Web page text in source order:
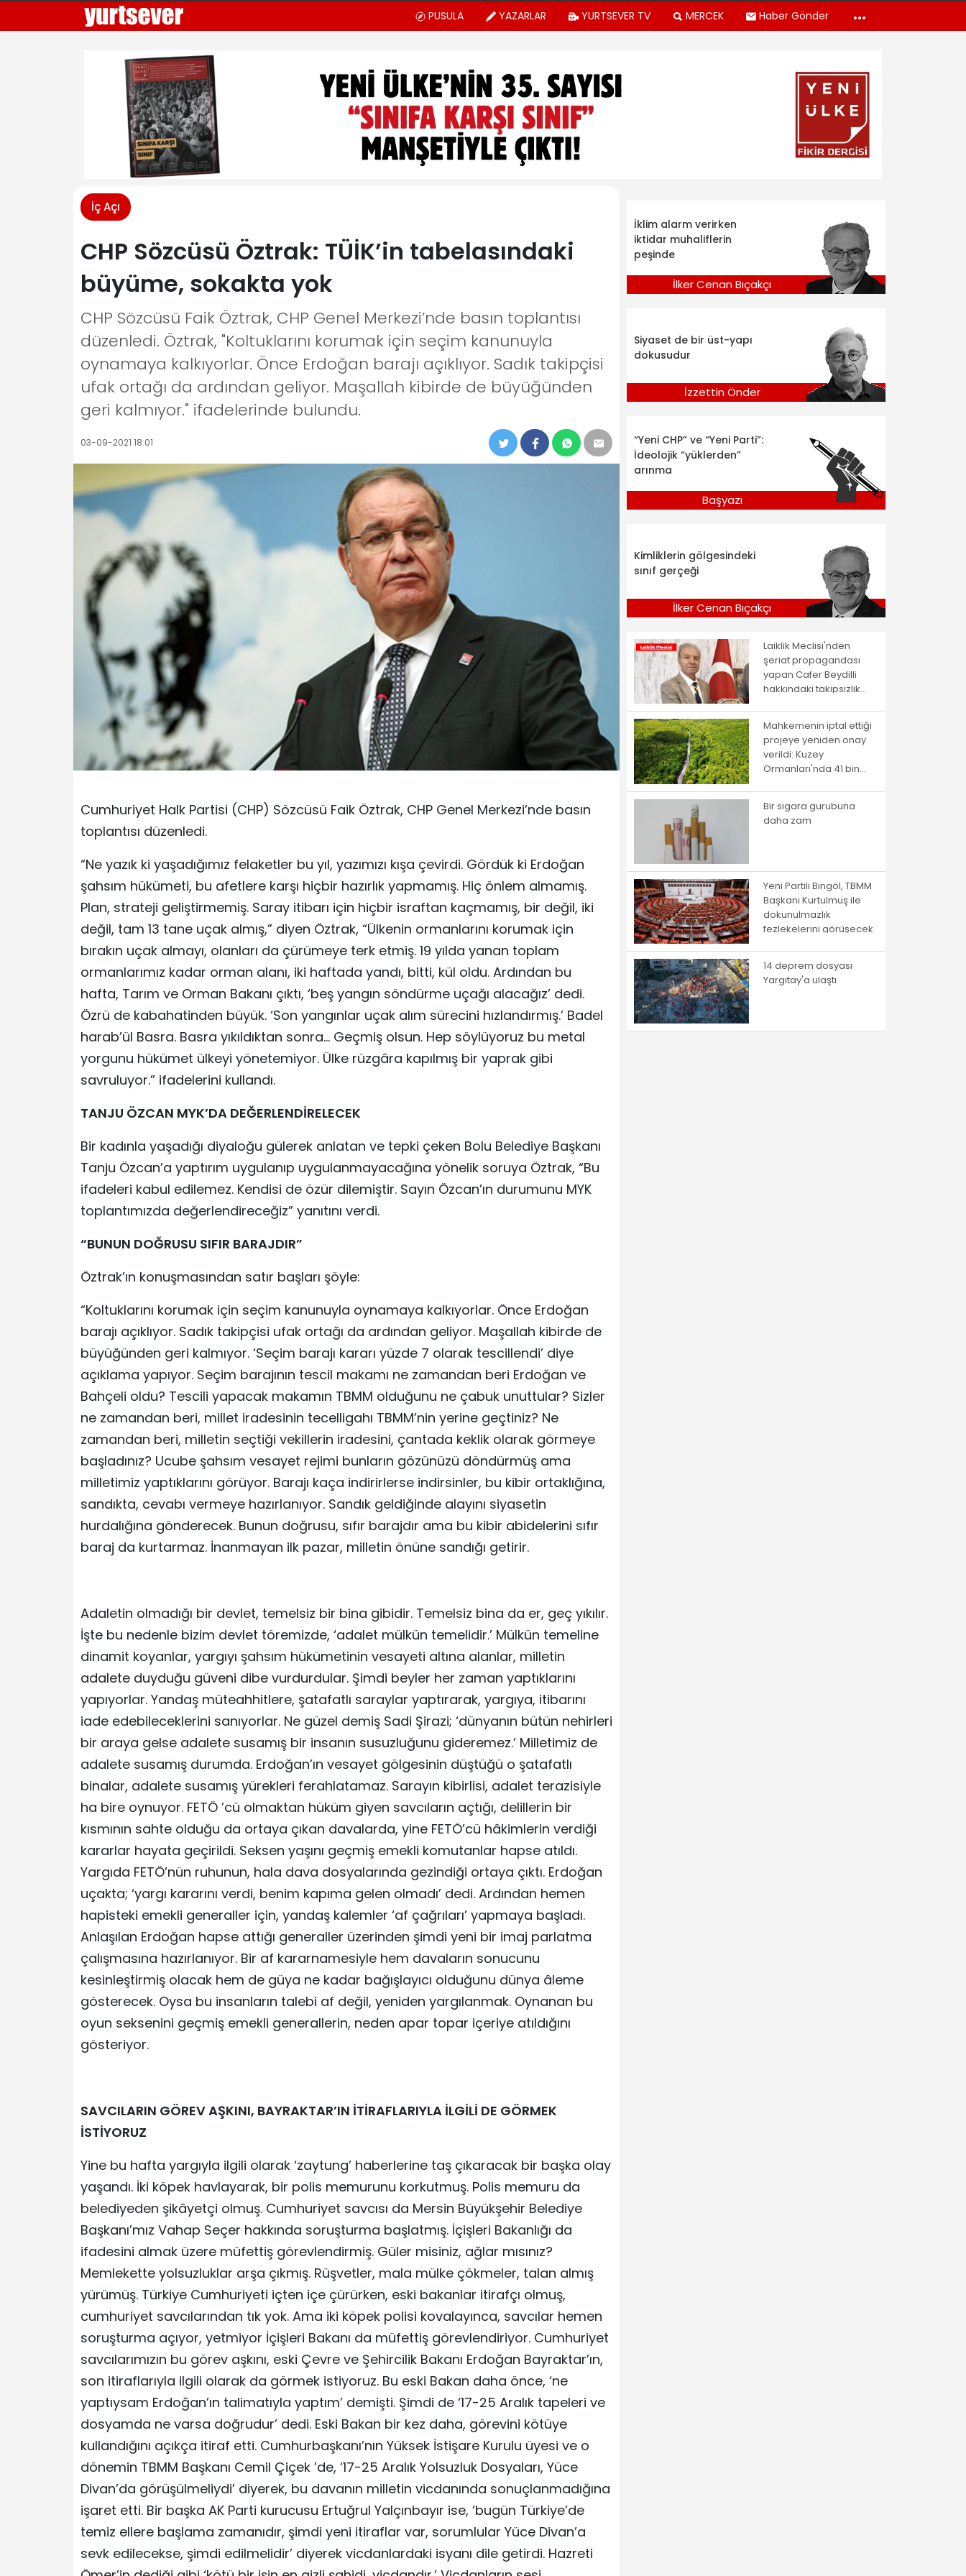
PUSULA YAZARLAR YURTSEVER TV MERCEK Haber Gönder
İç Açı
CHP Sözcüsü Öztrak: TÜİK’in tabelasındaki
büyüme, sokakta yok
CHP Sözcüsü Faik Öztrak, CHP Genel Merkezi’nde basın toplantısı
düzenledi. Öztrak, "Koltuklarını korumak için seçim kanunuyla
oynamaya kalkıyorlar. Önce Erdoğan barajı açıklıyor. Sadık takipçisi
ufak ortağı da ardından geliyor. Maşallah kibirde de büyüğünden
geri kalmıyor." ifadelerinde bulundu.
03-09-2021 18:01
Cumhuriyet Halk Partisi (CHP) Sözcüsü Faik Öztrak, CHP Genel Merkezi’nde basın
toplantısı düzenledi.
“Ne yazık ki yaşadığımız felaketler bu yıl, yazımızı kışa çevirdi. Gördük ki Erdoğan
şahsım hükümeti, bu afetlere karşı hiçbir hazırlık yapmamış. Hiç önlem almamış.
Plan, strateji geliştirmemiş. Saray itibarı için hiçbir israftan kaçmamış, bir değil, iki
değil, tam 13 tane uçak almış,” diyen Öztrak, “Ülkenin ormanlarını korumak için
bırakın uçak almayı, olanları da çürümeye terk etmiş. 19 yılda yanan toplam
ormanlarımız kadar orman alanı, iki haftada yandı, bitti, kül oldu. Ardından bu
hafta, Tarım ve Orman Bakanı çıktı, ‘beş yangın söndürme uçağı alacağız’ dedi.
Özrü de kabahatinden büyük. ‘Son yangınlar uçak alım sürecini hızlandırmış.’ Badel
harab’ül Basra. Basra yıkıldıktan sonra… Geçmiş olsun. Hep söylüyoruz bu metal
yorgunu hükümet ülkeyi yönetemiyor. Ülke rüzgâra kapılmış bir yaprak gibi
savruluyor.” ifadelerini kullandı.
TANJU ÖZCAN MYK’DA DEĞERLENDİRELECEK
Bir kadınla yaşadığı diyaloğu gülerek anlatan ve tepki çeken Bolu Belediye Başkanı
Tanju Özcan’a yaptırım uygulanıp uygulanmayacağına yönelik soruya Öztrak, “Bu
ifadeleri kabul edilemez. Kendisi de özür dilemiştir. Sayın Özcan’ın durumunu MYK
toplantımızda değerlendireceğiz” yanıtını verdi.
“BUNUN DOĞRUSU SIFIR BARAJDIR”
Öztrak’ın konuşmasından satır başları şöyle:
“Koltuklarını korumak için seçim kanunuyla oynamaya kalkıyorlar. Önce Erdoğan
barajı açıklıyor. Sadık takipçisi ufak ortağı da ardından geliyor. Maşallah kibirde de
büyüğünden geri kalmıyor. ‘Seçim barajı kararı yüzde 7 olarak tescillendi’ diye
açıklama yapıyor. Seçim barajının tescil makamı ne zamandan beri Erdoğan ve
Bahçeli oldu? Tescili yapacak makamın TBMM olduğunu ne çabuk unuttular? Sizler
ne zamandan beri, millet iradesinin tecelligahı TBMM’nin yerine geçtiniz? Ne
zamandan beri, milletin seçtiği vekillerin iradesini, çantada keklik olarak görmeye
başladınız? Ucube şahsım vesayet rejimi bunların gözünüzü döndürmüş ama
milletimiz yaptıklarını görüyor. Barajı kaça indirirlerse indirsinler, bu kibir ortaklığına,
sandıkta, cevabı vermeye hazırlanıyor. Sandık geldiğinde alayını siyasetin
hurdalığına gönderecek. Bunun doğrusu, sıfır barajdır ama bu kibir abidelerini sıfır
baraj da kurtarmaz. İnanmayan ilk pazar, milletin önüne sandığı getirir.
Adaletin olmadığı bir devlet, temelsiz bir bina gibidir. Temelsiz bina da er, geç yıkılır.
İşte bu nedenle bizim devlet töremizde, ‘adalet mülkün temelidir.’ Mülkün temeline
dinamit koyanlar, yargıyı şahsım hükümetinin vesayeti altına alanlar, milletin
adalete duyduğu güveni dibe vurdurdular. Şimdi beyler her zaman yaptıklarını
yapıyorlar. Yandaş müteahhitlere, şatafatlı saraylar yaptırarak, yargıya, itibarını
iade edebileceklerini sanıyorlar. Ne güzel demiş Sadi Şirazi; ‘dünyanın bütün nehirleri
bir araya gelse adalete susamış bir insanın susuzluğunu gideremez.’ Milletimiz de
adalete susamış durumda. Erdoğan’ın vesayet gölgesinin düştüğü o şatafatlı
binalar, adalete susamış yürekleri ferahlatamaz. Sarayın kibirlisi, adalet terazisiyle
ha bire oynuyor. FETÖ ’cü olmaktan hüküm giyen savcıların açtığı, delillerin bir
kısmının sahte olduğu da ortaya çıkan davalarda, yine FETÖ’cü hâkimlerin verdiği
kararlar hayata geçirildi. Seksen yaşını geçmiş emekli komutanlar hapse atıldı.
Yargıda FETÖ’nün ruhunun, hala dava dosyalarında gezindiği ortaya çıktı. Erdoğan
uçakta; ‘yargı kararını verdi, benim kapıma gelen olmadı’ dedi. Ardından hemen
hapisteki emekli generaller için, yandaş kalemler ‘af çağrıları’ yapmaya başladı.
Anlaşılan Erdoğan hapse attığı generaller üzerinden şimdi yeni bir imaj parlatma
çalışmasına hazırlanıyor. Bir af kararnamesiyle hem davaların sonucunu
kesinleştirmiş olacak hem de güya ne kadar bağışlayıcı olduğunu dünya âleme
gösterecek. Oysa bu insanların talebi af değil, yeniden yargılanmak. Oynanan bu
oyun seksenini geçmiş emekli generallerin, neden apar topar içeriye atıldığını
gösteriyor.
SAVCILARIN GÖREV AŞKINI, BAYRAKTAR’IN İTİRAFLARIYLA İLGİLİ DE GÖRMEK
İSTİYORUZ
Yine bu hafta yargıyla ilgili olarak ‘zaytung’ haberlerine taş çıkaracak bir başka olay
yaşandı. İki köpek havlayarak, bir polis memurunu korkutmuş. Polis memuru da
belediyeden şikâyetçi olmuş. Cumhuriyet savcısı da Mersin Büyükşehir Belediye
Başkanı’mız Vahap Seçer hakkında soruşturma başlatmış. İçişleri Bakanlığı da
ifadesini almak üzere müfettiş görevlendirmiş. Güler misiniz, ağlar mısınız?
Memlekette yolsuzluklar arşa çıkmış. Rüşvetler, mala mülke çökmeler, talan almış
yürümüş. Türkiye Cumhuriyeti içten içe çürürken, eski bakanlar itirafçı olmuş,
cumhuriyet savcılarından tık yok. Ama iki köpek polisi kovalayınca, savcılar hemen
soruşturma açıyor, yetmiyor İçişleri Bakanı da müfettiş görevlendiriyor. Cumhuriyet
savcılarımızın bu görev aşkını, eski Çevre ve Şehircilik Bakanı Erdoğan Bayraktar’ın,
son itiraflarıyla ilgili olarak da görmek istiyoruz. Bu eski Bakan daha önce, ‘ne
yaptıysam Erdoğan’ın talimatıyla yaptım’ demişti. Şimdi de ‘17-25 Aralık tapeleri ve
dosyamda ne varsa doğrudur’ dedi. Eski Bakan bir kez daha, görevini kötüye
kullandığını açıkça itiraf etti. Cumhurbaşkanı’nın Yüksek İstişare Kurulu üyesi ve o
dönemin TBMM Başkanı Cemil Çiçek ’de, ‘17-25 Aralık Yolsuzluk Dosyaları, Yüce
Divan’da görüşülmeliydi’ diyerek, bu davanın milletin vicdanında sonuçlanmadığına
işaret etti. Bir başka AK Parti kurucusu Ertuğrul Yalçınbayır ise, ‘bugün Türkiye’de
temiz ellere başlama zamanıdır, şimdi yeni itiraflar var, sorumlular Yüce Divan’a
sevk edilecekse, şimdi edilmelidir’ diyerek vicdanlardaki isyanı dile getirdi. Hazreti
İklim alarm verirken
iktidar muhaliflerin
peşinde
İlker Cenan Bıçakçı
Siyaset de bir üst-yapı
dokusudur
İzzettin Önder
“Yeni CHP” ve “Yeni Parti”:
İdeolojik “yüklerden”
arınma
Başyazı
Kimliklerin gölgesindeki
sınıf gerçeği
İlker Cenan Bıçakçı
Laiklik Meclisi'nden
şeriat propagandası
yapan Cafer Beydilli
hakkındaki takipsizlik
Mahkemenin iptal ettiği
projeye yeniden onay
verildi: Kuzey
Ormanları'nda 41 bin
Bir sigara gurubuna
daha zam
Yeni Partili Bingöl, TBMM
Başkanı Kurtulmuş ile
dokunulmazlık
fezlekelerini görüşecek
14 deprem dosyası
Yargıtay'a ulaştı